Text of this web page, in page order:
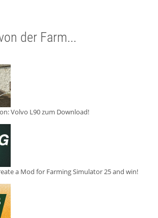
der Farm...
Volvo L90 zum Download!
a Mod for Farming Simulator 25 and win!